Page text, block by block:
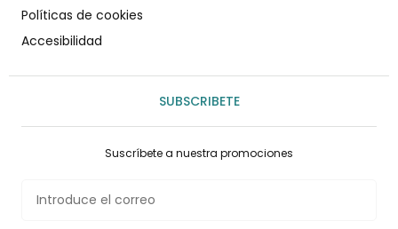
Políticas de cookies
Accesibilidad
SUBSCRIBETE
Suscríbete a nuestra promociones